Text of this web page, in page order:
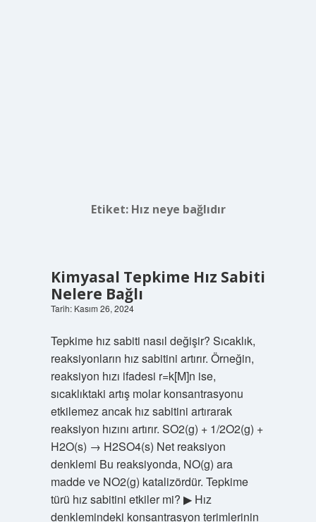
Etiket: Hız neye bağlıdır
Kimyasal Tepkime Hız Sabiti
Nelere Bağlı
Tarih: Kasım 26, 2024
Tepkime hız sabiti nasıl değişir? Sıcaklık,
reaksiyonların hız sabitini artırır. Örneğin,
reaksiyon hızı ifadesi r=k[M]n ise,
sıcaklıktaki artış molar konsantrasyonu
etkilemez ancak hız sabitini artırarak
reaksiyon hızını artırır. SO2(g) + 1/2O2(g) +
H2O(s) → H2SO4(s) Net reaksiyon
denklemi Bu reaksiyonda, NO(g) ara
madde ve NO2(g) katalizördür. Tepkime
türü hız sabitini etkiler mi? ▶ Hız
denklemindeki konsantrasyon terimlerinin